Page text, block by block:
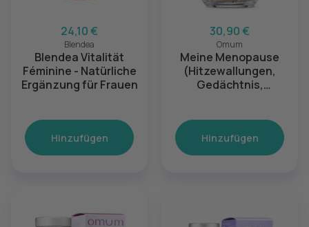
24,10 €
Blendea
Blendea Vitalität
Féminine - Natürliche
Ergänzung für Frauen
Hinzufügen
30,90 €
Omum
Meine Menopause
(Hitzewallungen,
Gedächtnis,
Hinzufügen